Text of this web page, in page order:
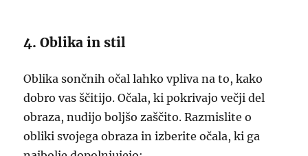
4. Oblika in stil
Oblika sončnih očal lahko vpliva na to, kako
dobro vas ščitijo. Očala, ki pokrivajo večji del
obraza, nudijo boljšo zaščito. Razmislite o
obliki svojega obraza in izberite očala, ki ga